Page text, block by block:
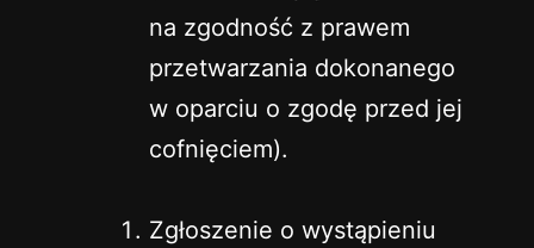
na zgodność z prawem
przetwarzania dokonanego
w oparciu o zgodę przed jej
cofnięciem).
Zgłoszenie o wystąpieniu